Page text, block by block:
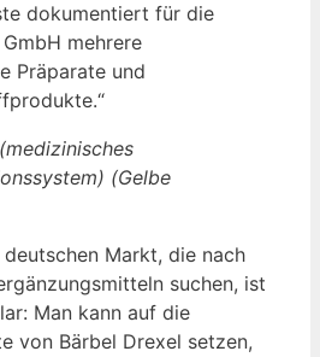
dokumentiert für die
mehrere
Präparate und
(Gelbe
Markt, die nach
suchen, ist
Man kann auf die
von Bärbel Drexel setzen,